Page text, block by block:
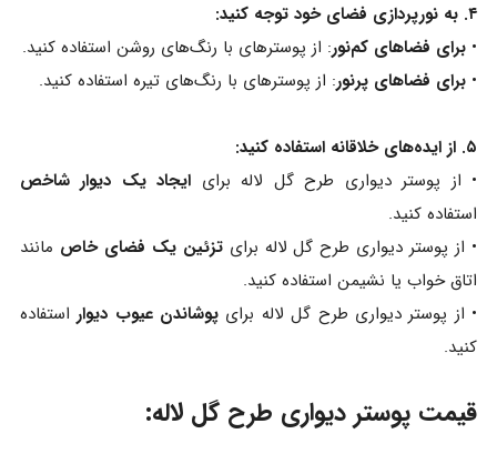
۴. به نورپردازی فضای خود توجه کنید:
• برای فضاهای کم‌نور: از پوسترهای با رنگ‌های روشن استفاده کنید.
• برای فضاهای پرنور: از پوسترهای با رنگ‌های تیره استفاده کنید.
۵. از ایده‌های خلاقانه استفاده کنید:
• از پوستر دیواری طرح گل لاله برای ایجاد یک دیوار شاخص
استفاده کنید.
• از پوستر دیواری طرح گل لاله برایتزئین یک فضای خاص مانند
اتاق خواب یا نشیمن استفاده کنید.
• از پوستر دیواری طرح گل لاله برای پوشاندن عیوب دیواراستفاده
کنید.
قیمت پوستر دیواری طرح گل لاله: